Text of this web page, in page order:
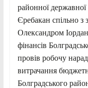
районної державної
Єребакан спільно з
Олександром
фінансів
провів робочу
витрачання
Болградського